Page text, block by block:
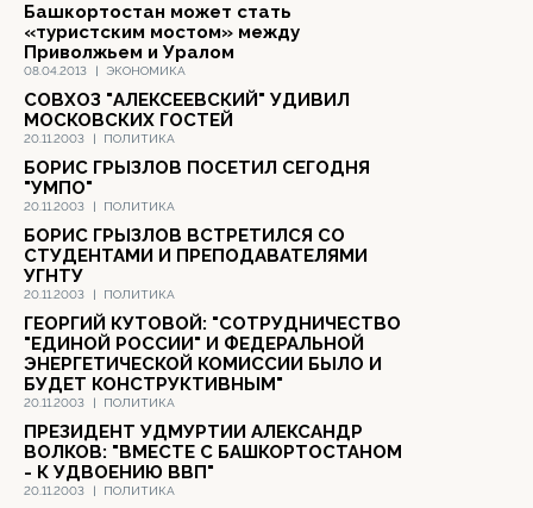
08.04.2013 | ЭКОНОМИКА
Башкортостан может стать
«туристским мостом» между
Приволжьем и Уралом
20.11.2003 | ПОЛИТИКА
СОВХОЗ "АЛЕКСЕЕВСКИЙ" УДИВИЛ
МОСКОВСКИХ ГОСТЕЙ
20.11.2003 | ПОЛИТИКА
БОРИС ГРЫЗЛОВ ПОСЕТИЛ СЕГОДНЯ
"УМПО"
20.11.2003 | ПОЛИТИКА
БОРИС ГРЫЗЛОВ ВСТРЕТИЛСЯ СО
СТУДЕНТАМИ И ПРЕПОДАВАТЕЛЯМИ
УГНТУ
20.11.2003 | ПОЛИТИКА
ГЕОРГИЙ КУТОВОЙ: "СОТРУДНИЧЕСТВО
"ЕДИНОЙ РОССИИ" И ФЕДЕРАЛЬНОЙ
ЭНЕРГЕТИЧЕСКОЙ КОМИССИИ БЫЛО И
БУДЕТ КОНСТРУКТИВНЫМ"
20.11.2003 | ПОЛИТИКА
ПРЕЗИДЕНТ УДМУРТИИ АЛЕКСАНДР
ВОЛКОВ: "ВМЕСТЕ С БАШКОРТОСТАНОМ
- К УДВОЕНИЮ ВВП"